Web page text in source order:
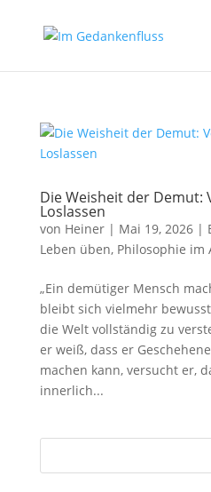
Die Weisheit der Demut:
Loslassen
von Heiner| Mai 19, 2026|
Leben üben, Philosophie im
„Ein demütiger Mensch
bleibt sich vielmehr
die Welt vollständig zu
er weiß, dass er
machen kann, versucht er,
innerlich...